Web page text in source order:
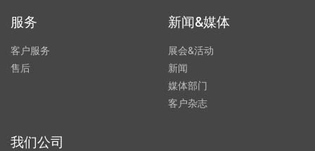
服务
客户服务
售后
新闻&媒体
展会&活动
新闻
媒体部门
客户杂志
我们公司